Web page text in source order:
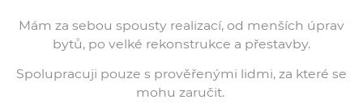
Mám za sebou spousty realizací, od menších úprav
bytů, po velké rekonstrukce a přestavby.
Spolupracuji pouze s prověřenými lidmi, za které se
mohu zaručit.